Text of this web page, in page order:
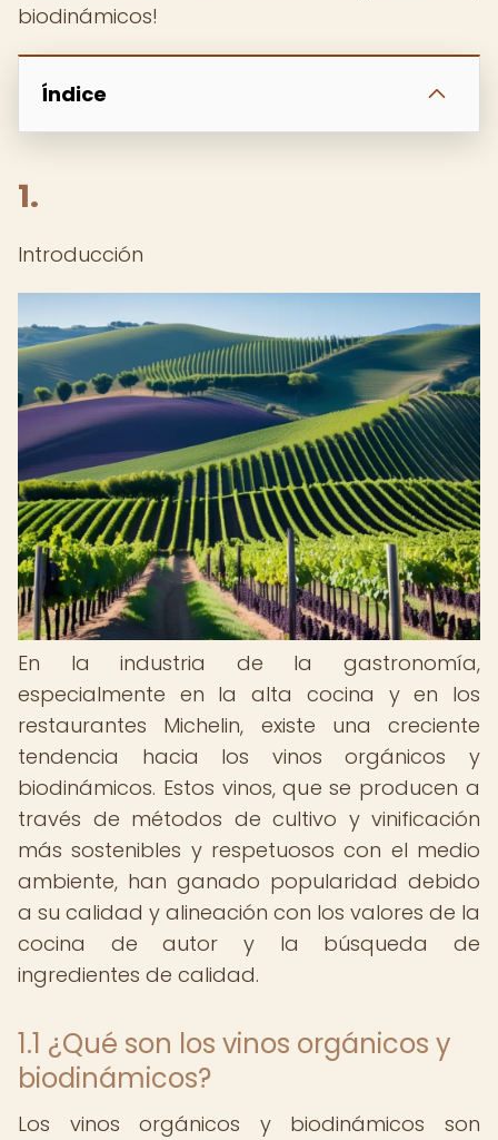
biodinámicos!
Índice
1.
Introducción
En la industria de la gastronomía,
especialmente en la alta cocina y en los
restaurantes Michelin, existe una creciente
tendencia hacia los vinos orgánicos y
biodinámicos. Estos vinos, que se producen a
través de métodos de cultivo y vinificación
más sostenibles y respetuosos con el medio
ambiente, han ganado popularidad debido
a su calidad y alineación con los valores de la
cocina de autor y la búsqueda de
ingredientes de calidad.
1.1 ¿Qué son los vinos orgánicos y
biodinámicos?
Los vinos orgánicos y biodinámicos son